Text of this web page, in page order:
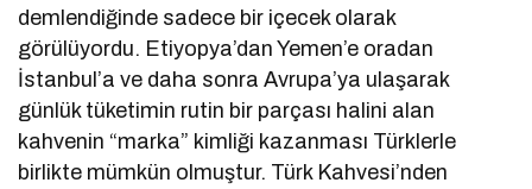
demlendiğinde sadece bir içecek olarak
görülüyordu. Etiyopya’dan Yemen’e oradan
İstanbul’a ve daha sonra Avrupa’ya ulaşarak
günlük tüketimin rutin bir parçası halini alan
kahvenin “marka” kimliği kazanması Türklerle
birlikte mümkün olmuştur. Türk Kahvesi’nden